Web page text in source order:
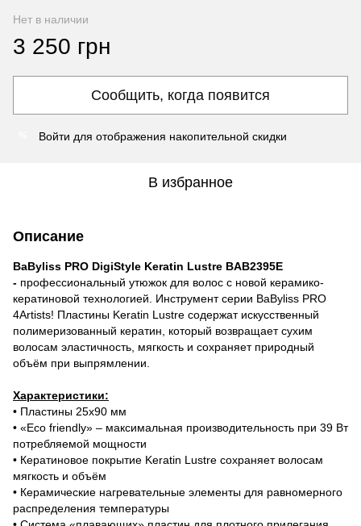
Нет в наличии
3 250 грн
Сообщить, когда появится
Войти для отображения накопительной скидки
В избранное
Описание
BaByliss PRO DigiStyle Keratin Lustre BAB2395E
- профессиональный утюжок для волос с новой керамико-
кератиновой технологией. Инструмент серии BaByliss PRO
4Artists! Пластины Keratin Lustre содержат искусственный
полимеризованный кератин, который возвращает сухим
волосам эластичность, мягкость и сохраняет природный
объём при выпрямлении.
Характеристики:
• Пластины 25х90 мм
• «Eco friendly» – максимальная производительность при 39 Вт
потребляемой мощности
• Кератиновое покрытие Keratin Lustre сохраняет волосам
мягкость и объём
• Керамические нагревательные элементы для равномерного
распределения температуры